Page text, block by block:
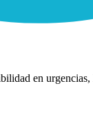
en urgencias,